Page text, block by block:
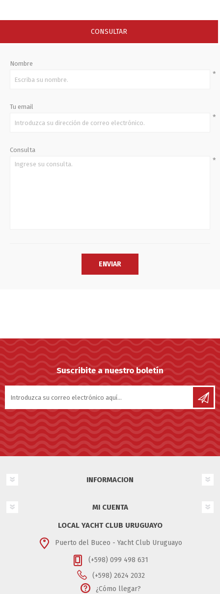
CONSULTAR
Nombre
*
Tu email
*
Consulta
*
Suscribite a nuestro boletín
INFORMACION
MI CUENTA
LOCAL YACHT CLUB URUGUAYO
Puerto del Buceo - Yacht Club Uruguayo
(+598) 099 498 631
(+598) 2624 2032
¿Cómo llegar?